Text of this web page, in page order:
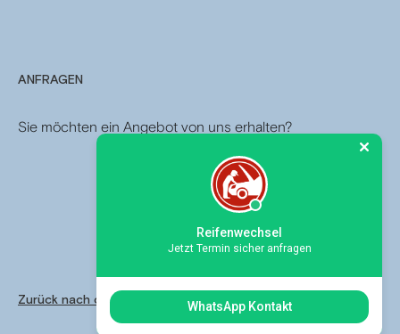
ANFRAGEN
Sie möchten ein Angebot von uns erhalten?
Zurück nach oben Impressum
Reifenwechsel
Jetzt Termin sicher anfragen
WhatsApp Kontakt